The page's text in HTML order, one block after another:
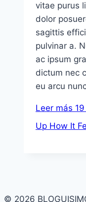
vitae purus
dolor
sagittis
pulvinar a.
ac ipsum
dictum nec
eu arcu
Leer más
Up How It
© 2026